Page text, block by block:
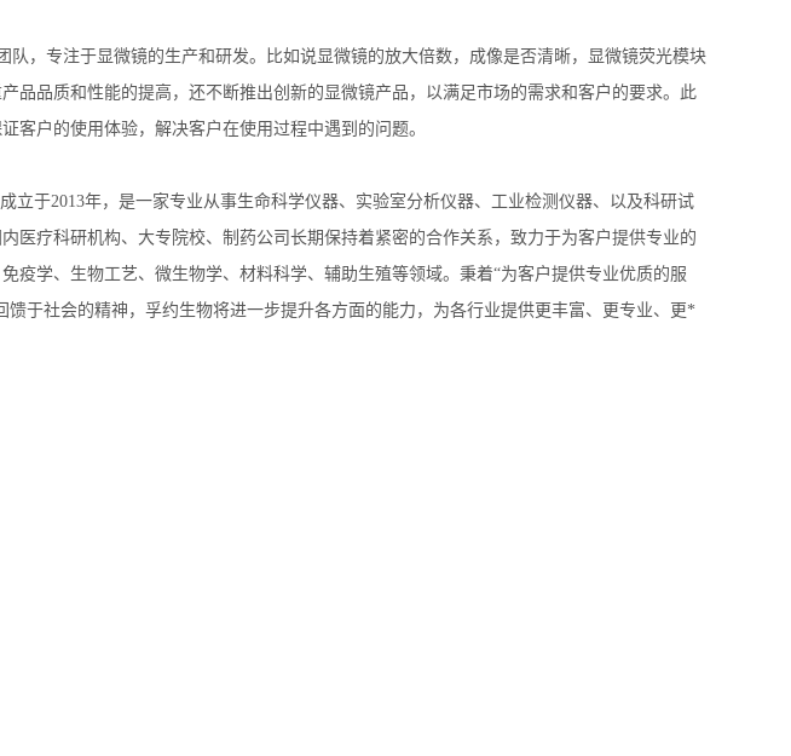
，专注于显微镜的生产和研发。比如说显微镜的放大倍数，成像是否清晰，显微镜荧光模块
品品质和性能的提高，还不断推出创新的显微镜产品，以满足市场的需求和客户的要求。此
客户的使用体验，解决客户在使用过程中遇到的问题。
立于2013年，是一家专业从事生命科学仪器、实验室分析仪器、工业检测仪器、以及科研试
医疗科研机构、大专院校、制药公司长期保持着紧密的合作关系，致力于为客户提供专业的
疫学、生物工艺、微生物学、材料科学、辅助生殖等领域。秉着“为客户提供专业优质的服
于社会的精神，孚约生物将进一步提升各方面的能力，为各行业提供更丰富、更专业、更*